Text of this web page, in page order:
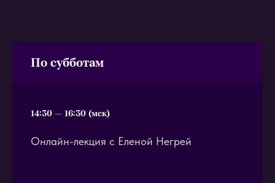
По субботам
14:30 — 16:30 (мск)
Онлайн-лекция с Еленой Негрей